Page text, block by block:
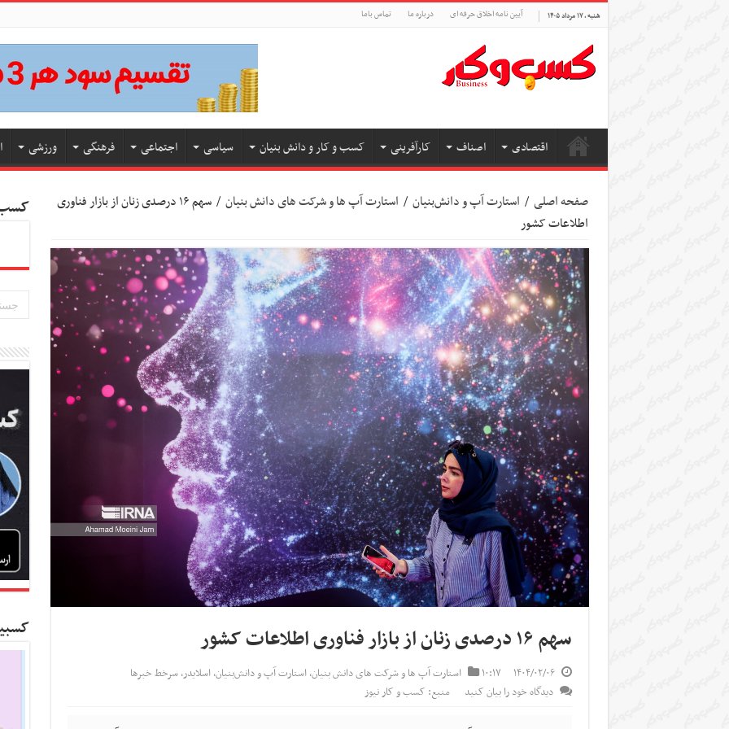
شنبه , ۱۷ مرداد ۱۴۰۵ آیین نامه اخلاق حرفه ای درباره ما تماس باما
اقتصادی اصناف کارآفرینی کسب و کار و دانش بنیان سیاسی اجتماعی فرهنگی ورزشی
صفحه اصلی / استارت آپ‌ و دانش‌بنیان‌ / استارت آپ ها و شرکت های دانش بنیان /
سهم ۱۶ درصدی زنان از بازار فناوری
اطلاعات کشور
سهم ۱۶ درصدی زنان از بازار فناوری اطلاعات کشور
۱۴۰۴/۰۲/۰۶ ۱۰:۱۷ استارت آپ ها و شرکت های دانش بنیان,استارت آپ‌ و دانش‌بنیان‌,اسلایدر,سرخط خبرها
دیدگاه خود را بیان کنید
منبع: کسب و کار نیوز
کسب